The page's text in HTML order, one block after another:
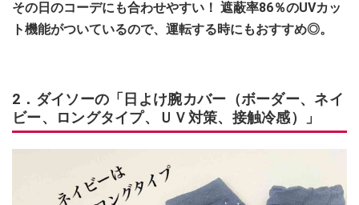
その日のコーデにも合わせやすい！ 遮蔽率86％のUVカッ
ト機能がついているので、運転する時にもおすすめ◎。
2．ダイソーの「日よけ腕カバー（ボーダー、ネイ
ビー、ロングタイプ、ＵＶ対策、接触冷感）」